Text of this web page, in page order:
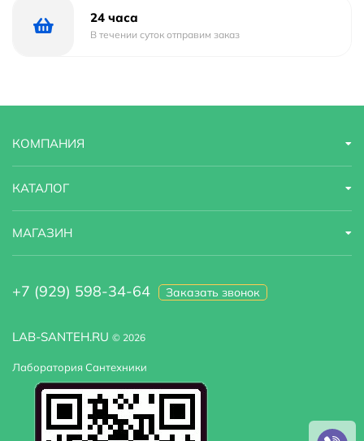
Тип подводки гибкая
24 часа
В течении суток отправим заказ
LAB-SANTEH.RU © 2026
Лаборатория Сантехники
КОМПАНИЯ
КАТАЛОГ
МАГАЗИН
+7 (929) 598-34-64 Заказать звонок